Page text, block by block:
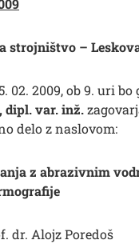
strojništvo –
02. 2009, ob 9. uri bo
dipl. var. inž.
delo z naslovom:
z abrazivnim
dr. Alojz Poredoš